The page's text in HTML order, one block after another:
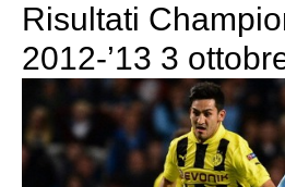
Risultati
2012-’13 3